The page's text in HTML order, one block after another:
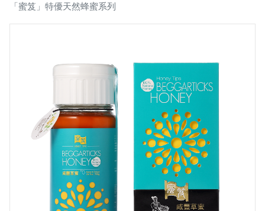
「蜜笈」特優天然蜂蜜系列